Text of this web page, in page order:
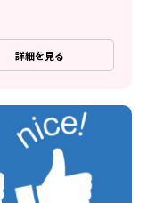
詳細を見る